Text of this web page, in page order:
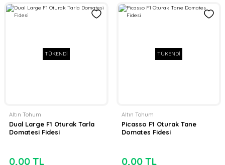
TÜKENDİ
Altın Tohum
Dual Large F1 Oturak Tarla
Domatesi Fidesi
0,00 TL
TÜKENDİ
Altın Tohum
Picasso F1 Oturak Tane
Domates Fidesi
0,00 TL